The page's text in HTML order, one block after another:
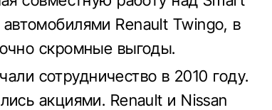
Renault Twingo, в
скромные выгоды.
сотрудничество в 2010 году.
акциями. Renault и Nissan